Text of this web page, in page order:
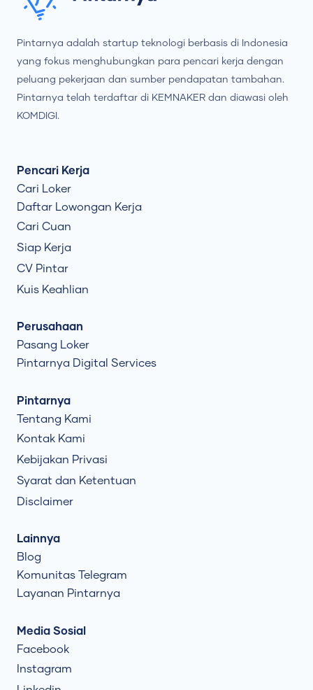
Pintarnya adalah startup teknologi berbasis di Indonesia
yang fokus menghubungkan para pencari kerja dengan
peluang pekerjaan dan sumber pendapatan tambahan.
Pintarnya telah terdaftar di KEMNAKER dan diawasi oleh
KOMDIGI.
Pencari Kerja
Cari Loker
Daftar Lowongan Kerja
Cari Cuan
Siap Kerja
CV Pintar
Kuis Keahlian
Perusahaan
Pasang Loker
Pintarnya Digital Services
Pintarnya
Tentang Kami
Kontak Kami
Kebijakan Privasi
Syarat dan Ketentuan
Disclaimer
Lainnya
Blog
Komunitas Telegram
Layanan Pintarnya
Media Sosial
Facebook
Instagram